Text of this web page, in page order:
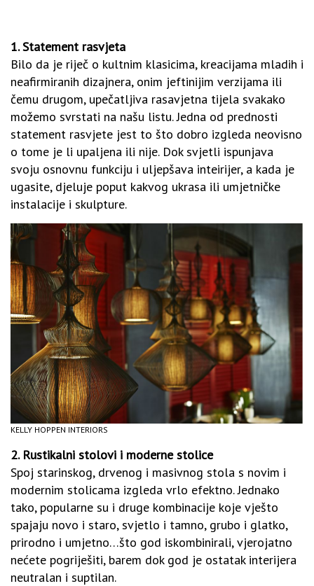
1. Statement rasvjeta
Bilo da je riječ o kultnim klasicima, kreacijama mladih i
neafirmiranih dizajnera, onim jeftinijim verzijama ili
čemu drugom, upečatljiva rasavjetna tijela svakako
možemo svrstati na našu listu. Jedna od prednosti
statement rasvjete jest to što dobro izgleda neovisno
o tome je li upaljena ili nije. Dok svjetli ispunjava
svoju osnovnu funkciju i uljepšava inteirijer, a kada je
ugasite, djeluje poput kakvog ukrasa ili umjetničke
instalacije i skulpture.
KELLY HOPPEN INTERIORS
2. Rustikalni stolovi i moderne stolice
Spoj starinskog, drvenog i masivnog stola s novim i
modernim stolicama izgleda vrlo efektno. Jednako
tako, popularne su i druge kombinacije koje vješto
spajaju novo i staro, svjetlo i tamno, grubo i glatko,
prirodno i umjetno…što god iskombinirali, vjerojatno
nećete pogriješiti, barem dok god je ostatak interijera
neutralan i suptilan.